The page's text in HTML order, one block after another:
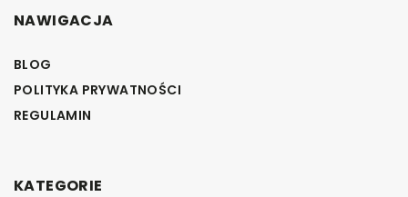
NAWIGACJA
BLOG
POLITYKA PRYWATNOŚCI
REGULAMIN
KATEGORIE